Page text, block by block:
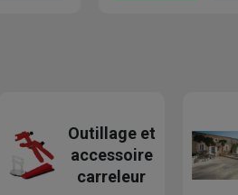
Outillage et
accessoire
carreleur